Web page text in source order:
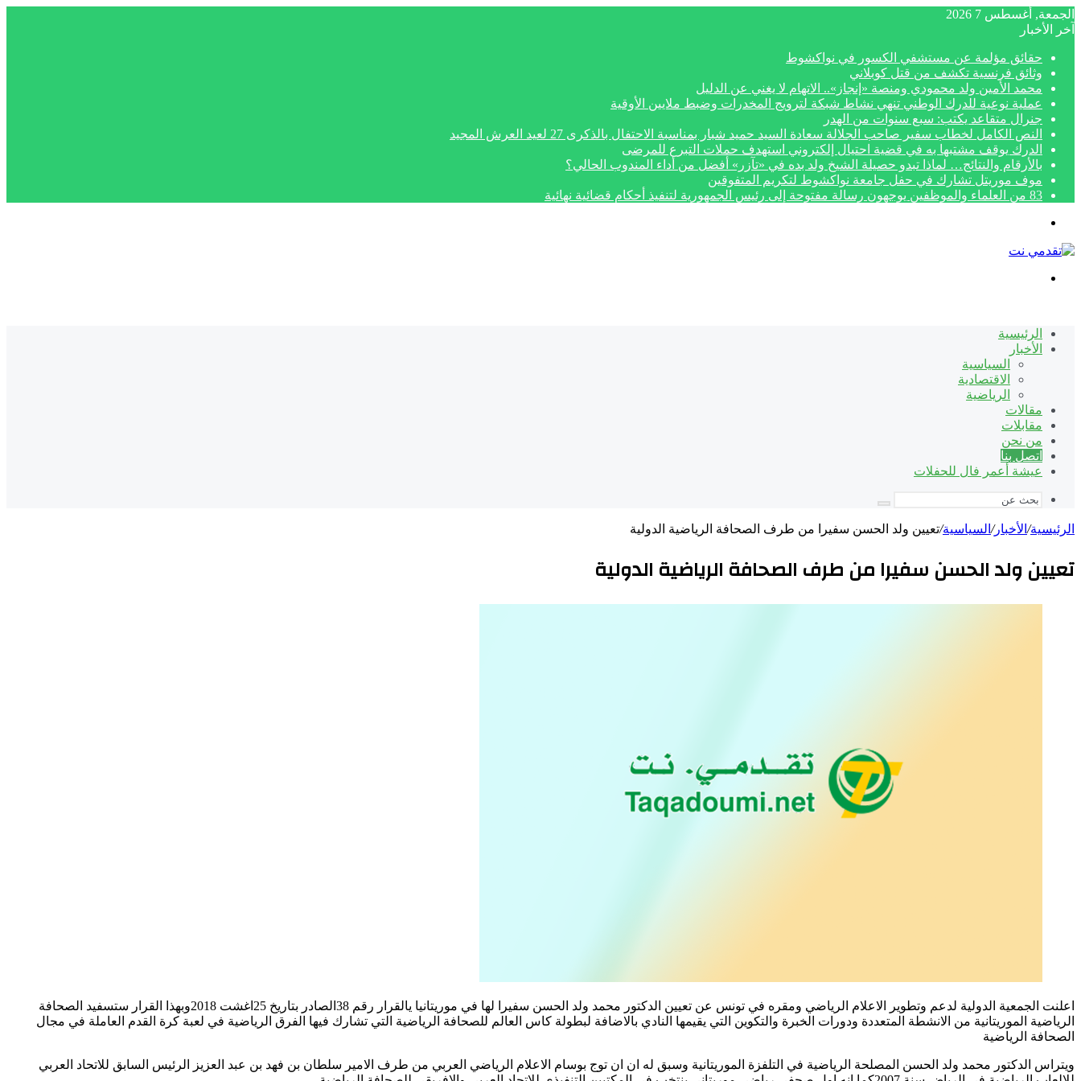
الجمعة, أغسطس 7 2026
آخر الأخبار
حقائق مؤلمة عن مستشفي الكسور في نواكشوط
وثائق فرنسية تكشف من قتل كوبلاني
محمد الأمين ولد محمودي ومنصة «إنجاز».. الاتهام لا يغني عن الدليل
عملية نوعية للدرك الوطني تنهي نشاط شبكة لترويج المخدرات وضبط ملايين الأوقية
جنرال متقاعد يكتب: سبع سنوات من الهدر
النص الكامل لخطاب سفير صاحب الجلالة سعادة السيد حميد شبار بمناسبة الاحتفال بالذكرى 27 لعيد العرش المجيد
الدرك يوقف مشتبها به في قضية احتيال إلكتروني استهدف حملات التبرع للمرضى
بالأرقام والنتائج… لماذا تبدو حصيلة الشيخ ولد بده في «تآزر» أفضل من أداء المندوب الحالي؟
موف موريتل تشارك في حفل جامعة نواكشوط لتكريم المتفوقين
83 من العلماء والموظفين يوجهون رسالة مفتوحة إلى رئيس الجمهورية لتنفيذ أحكام قضائية نهائية
الرئيسية
الأخبار
السياسية
الاقتصادية
الرياضية
مقالات
مقابلات
من نحن
اتصل بنا
عيشة أعمر فال للحفلات
بحث
عن
الرئيسية/ الأخبار/ السياسية/تعيين ولد الحسن سفيرا من طرف الصحافة الرياضية الدولية
تعيين ولد الحسن سفيرا من طرف الصحافة الرياضية الدولية
اعلنت الجمعية الدولية لدعم وتطوير الاعلام الرياضي ومقره في تونس عن تعيين الدكتور محمد ولد الحسن سفيرا لها في موريتانيا يالقرار رقم 38الصادر بتاريخ 25اغشت 2018وبهذا القرار ستسفيد الصحافة
الرياضية الموريتانية من الانشطة المتعددة ودورات الخبرة والتكوين التي يقيمها النادي بالاضافة لبطولة كاس العالم للصحافة الرياضية التي تشارك فيها الفرق الرياضية في لعبة كرة القدم العاملة في مجال
الصحافة الرياضية
ويتراس الدكتور محمد ولد الحسن المصلحة الرياضية في التلفزة الموريتانية وسبق له ان ان توج بوسام الاعلام الرياضي العربي من طرف الامير سلطان بن فهد بن عبد العزيز الرئيس السابق للاتحاد العربي